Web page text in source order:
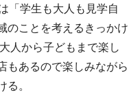
「学生も大人も見学自
のことを考えるきっかけ
人から子どもまで楽し
もあるので楽しみながら
。